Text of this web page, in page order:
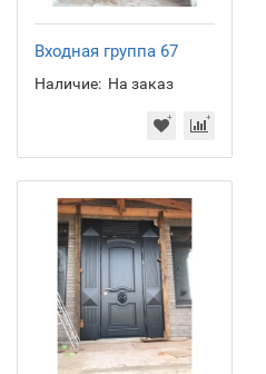
Входная группа 67
Наличие: На заказ